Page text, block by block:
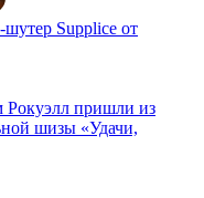
Supplice от
Рокуэлл пришли из
шизы «Удачи,